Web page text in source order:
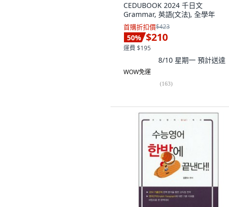
CEDUBOOK 2024 千日文
Grammar, 英語(文法), 全學年
首購折扣價$423
50% $210
運費 $195
8/10 星期一 預計送達
WOW免運
(163)